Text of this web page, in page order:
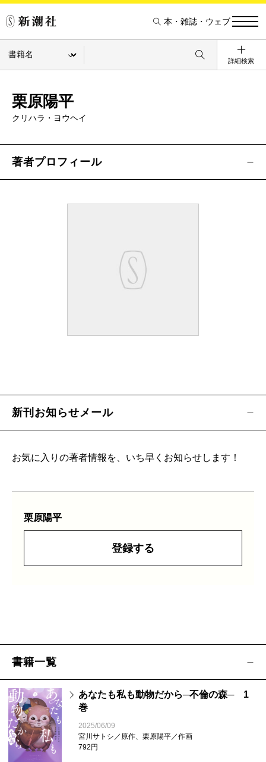
本・雑誌・ウェブ
詳細検索
栗原陽平
クリハラ・ヨウヘイ
著者プロフィール
新刊お知らせメール
お気に入りの著者情報を、いち早くお知らせします！
栗原陽平
登録する
書籍一覧
あなたも私も動物だから─不倫の森─ 1
巻
2025/06/09
宮川サトシ／原作、栗原陽平／作画
792円